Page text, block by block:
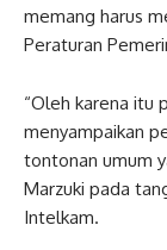
memang harus
Peraturan
“Oleh karena itu
menyampaikan
tontonan umum
Marzuki pada
Intelkam.